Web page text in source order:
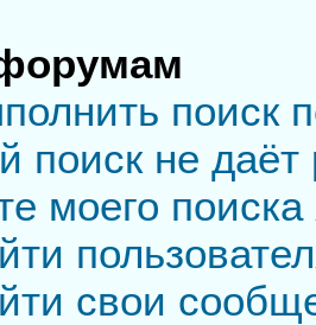
поиск не даёт
моего
свои